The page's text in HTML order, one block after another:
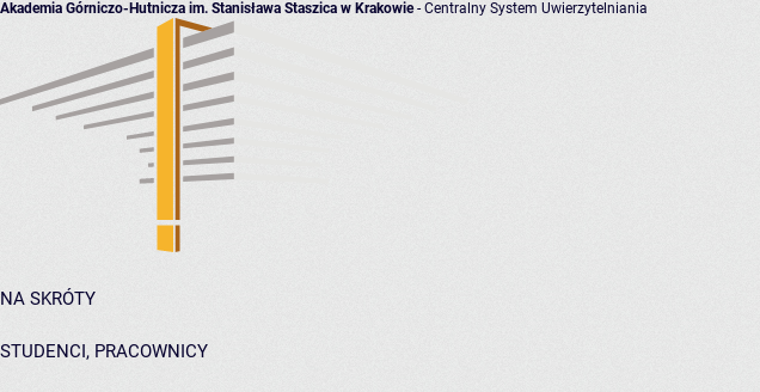
Akademia Górniczo-Hutnicza im. Stanisława Staszica w Krakowie- Centralny System Uwierzytelniania
NA SKRÓTY
STUDENCI, PRACOWNICY